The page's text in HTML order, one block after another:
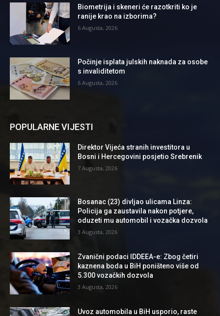
Biometrija i skeneri će razotkriti ko je
ranije krao na izborima?
6 Augusta, 2026
Počinje isplata julskih naknada za osobe
s invaliditetom
6 Augusta, 2026
POPULARNE VIJESTI
Direktor Vijeća stranih investitora u
Bosni i Hercegovini posjetio Srebrenik
7 Augusta, 2026
Bosanac (23) divljao ulicama Linza:
Policija ga zaustavila nakon potjere,
oduzeti mu automobil i vozačka dozvola
3 Augusta, 2026
Zvanični podaci IDDEEA-e: Zbog četiri
kaznena boda u BiH poništeno više od
5.300 vozačkih dozvola
3 Augusta, 2026
Uvoz automobila u BiH usporio, raste